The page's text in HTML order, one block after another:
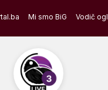
Mi smo BiG Vodič